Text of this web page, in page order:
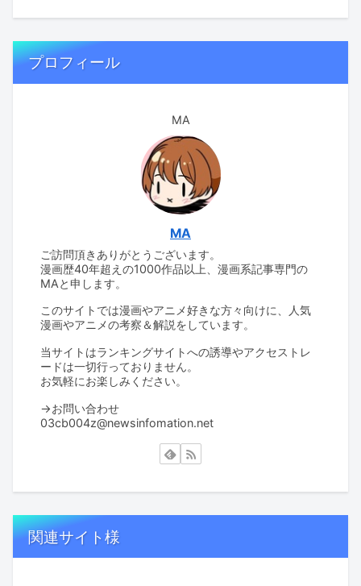
プロフィール
MA
MA
ご訪問頂きありがとうございます。
漫画歴40年超えの1000作品以上、漫画系記事専門の
MAと申します。
このサイトでは漫画やアニメ好きな方々向けに、人気
漫画やアニメの考察＆解説をしています。
当サイトはランキングサイトへの誘導やアクセストレ
ードは一切行っておりません。
お気軽にお楽しみください。
→お問い合わせ
03cb004z@newsinfomation.net
関連サイト様